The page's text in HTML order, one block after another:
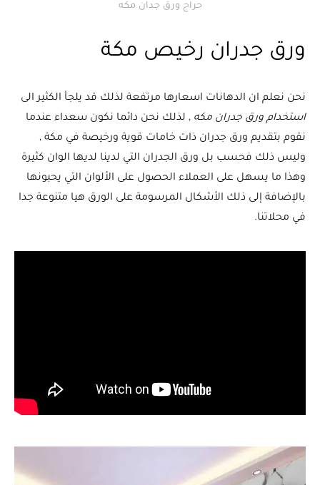
حراج ورق جدان مكه
ورق جدران رخيص مكة
نحن نعلم ان الدهانات اسعارها مرتفعة لذلك قد يلجأ الكثير الى
استخدام ورق جدران مكه , لذلك نحن دائما نكون سعداء عندما
نقوم بتقديم ورق جدران ذات خامات قوية ورخيصة في مكة ,
وليس ذلك فحسب بل ورق الجدران التي لدينا لديها الوان كثيرة
وهذا ما يسهل على العملاء الحصول على الألوان التي يحبونها
بالإضافة إلى ذلك الأشكال المرسومة على الورق هيا متنوعة جدا
في محلاتنا.